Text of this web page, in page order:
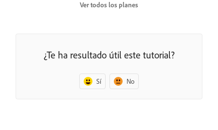
Ver todos los planes
¿Te ha resultado útil este tutorial?
Sí No